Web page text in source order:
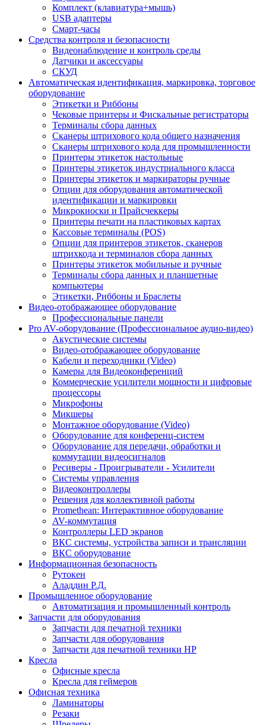
Комплект (клавиатура+мышь)
USB адаптеры
Смарт-часы
Средства контроля и безопасности
Видеонаблюдение и контроль среды
Датчики и аксессуары
СКУД
Автоматическая идентификация, маркировка, торговое
оборудование
Этикетки и Риббоны
Чековые принтеры и Фискальные регистраторы
Терминалы сбора данных
Сканеры штрихового кода общего назначения
Сканеры штрихового кода для промышленности
Принтеры этикеток настольные
Принтеры этикеток индустриального класса
Принтеры этикеток и маркираторы ручные
Опции для оборудования автоматической
идентификации и маркировки
Микрокиоски и Прайсчеккеры
Принтеры печати на пластиковых картах
Кассовые терминалы (POS)
Опции для принтеров этикеток, сканеров
штрихкода и терминалов сбора данных
Принтеры этикеток мобильные и ручные
Терминалы сбора данных и планшетные
компьютеры
Этикетки, Риббоны и Браслеты
Видео-отображающее оборудование
Профессиональные панели
Pro AV-оборудование (Профессиональное аудио-видео)
Акустические системы
Видео-отображающее оборудование
Кабели и переходники (Video)
Камеры для Видеоконференций
Коммерческие усилители мощности и цифровые
процессоры
Микрофоны
Микшеры
Монтажное оборудование (Video)
Оборудование для конференц-систем
Оборудование для передачи, обработки и
коммутации видеосигналов
Ресиверы - Проигрыватели - Усилители
Системы управления
Видеоконтроллеры
Решения для коллективной работы
Promethean: Интерактивное оборудование
AV-коммутация
Контроллеры LED экранов
ВКС системы, устройства записи и трансляции
ВКС оборудование
Информационная безопасность
Рутокен
Аладдин Р.Д.
Промышленное оборудование
Автоматизация и промышленный контроль
Запчасти для оборудования
Запчасти для печатной техники
Запчасти для оборудования
Запчасти для печатной техники HP
Кресла
Офисные кресла
Кресла для геймеров
Офисная техника
Ламинаторы
Резаки